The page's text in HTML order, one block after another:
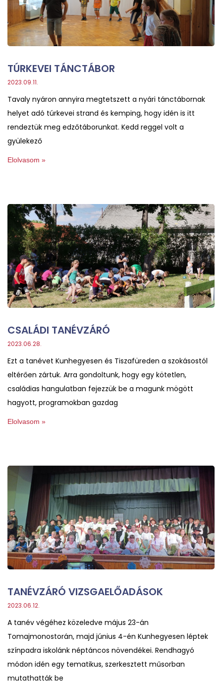
TÚRKEVEI TÁNCTÁBOR
2023.09.11.
Tavaly nyáron annyira megtetszett a nyári tánctábornak
helyet adó túrkevei strand és kemping, hogy idén is itt
rendeztük meg edzőtáborunkat. Kedd reggel volt a
gyülekező
Elolvasom »
CSALÁDI TANÉVZÁRÓ
2023.06.28.
Ezt a tanévet Kunhegyesen és Tiszafüreden a szokásostól
eltérően zártuk. Arra gondoltunk, hogy egy kötetlen,
családias hangulatban fejezzük be a magunk mögött
hagyott, programokban gazdag
Elolvasom »
TANÉVZÁRÓ VIZSGAELŐADÁSOK
2023.06.12.
A tanév végéhez közeledve május 23-án
Tomajmonostorán, majd június 4-én Kunhegyesen léptek
színpadra iskolánk néptáncos növendékei. Rendhagyó
módon idén egy tematikus, szerkesztett műsorban
mutathatták be